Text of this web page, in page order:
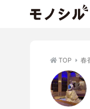
TOP 春